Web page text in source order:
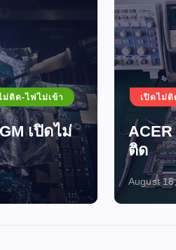
เปิดไม่ติด-ไฟไม่เข้า
ACER E5-471G
ติด
August 18, 2024